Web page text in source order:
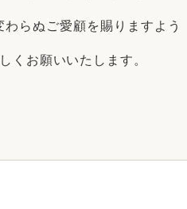
わらぬご愛顧を賜りますよう
くお願いいたします。